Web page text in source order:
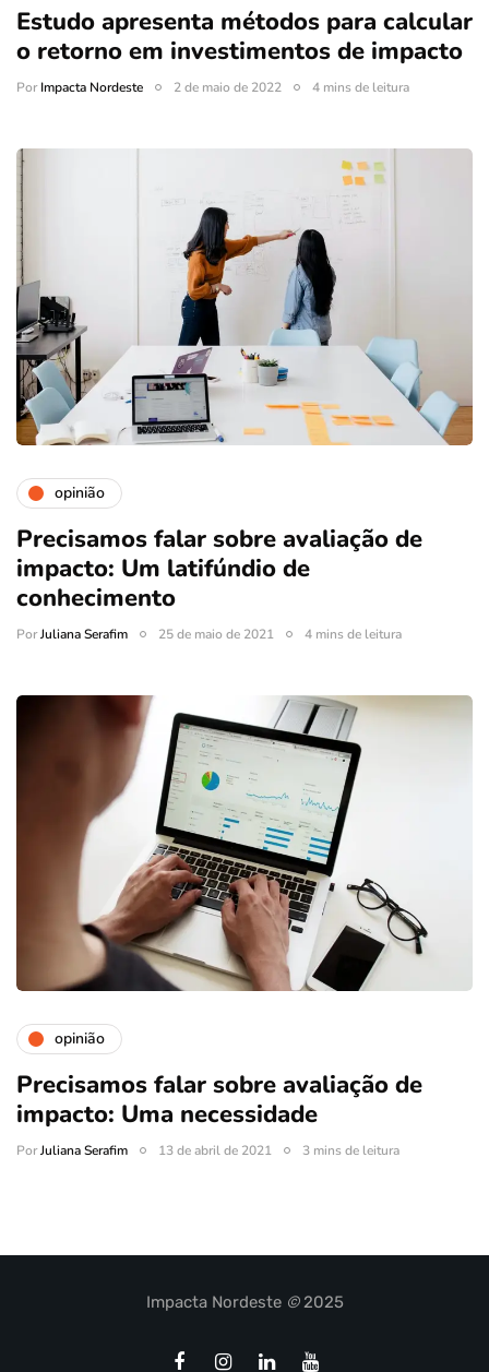
Estudo apresenta métodos para calcular
o retorno em investimentos de impacto
PorImpacta Nordeste 2 de maio de 2022 4 mins de leitura
opinião
Precisamos falar sobre avaliação de
impacto: Um latifúndio de
conhecimento
PorJuliana Serafim 25 de maio de 2021 4 mins de leitura
opinião
Precisamos falar sobre avaliação de
impacto: Uma necessidade
PorJuliana Serafim 13 de abril de 2021 3 mins de leitura
Impacta Nordeste ©2025